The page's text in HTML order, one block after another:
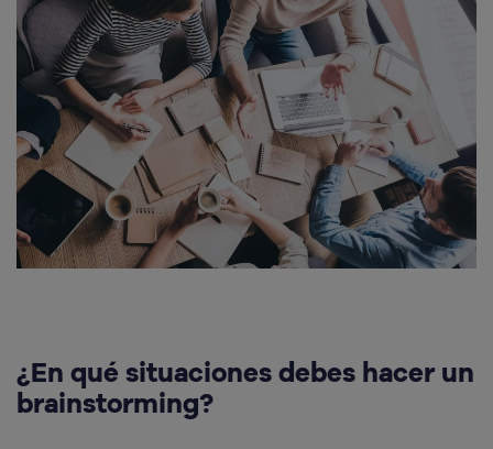
¿En qué situaciones debes hacer un
brainstorming?